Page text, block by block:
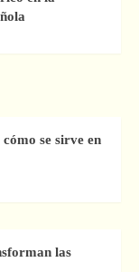
se sirve en
las